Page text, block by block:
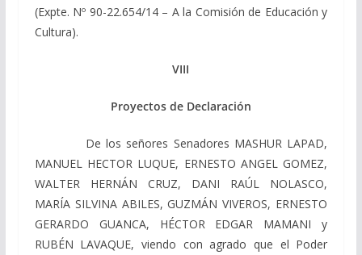
(Expte. Nº 90-22.654/14 – A la Comisión de Educación y
Cultura).
VIII
Proyectos de Declaración
De los señores Senadores MASHUR LAPAD,
MANUEL HECTOR LUQUE, ERNESTO ANGEL GOMEZ,
WALTER HERNÁN CRUZ, DANI RAÚL NOLASCO,
MARÍA SILVINA ABILES, GUZMÁN VIVEROS, ERNESTO
GERARDO GUANCA, HÉCTOR EDGAR MAMANI y
RUBÉN LAVAQUE, viendo con agrado que el Poder